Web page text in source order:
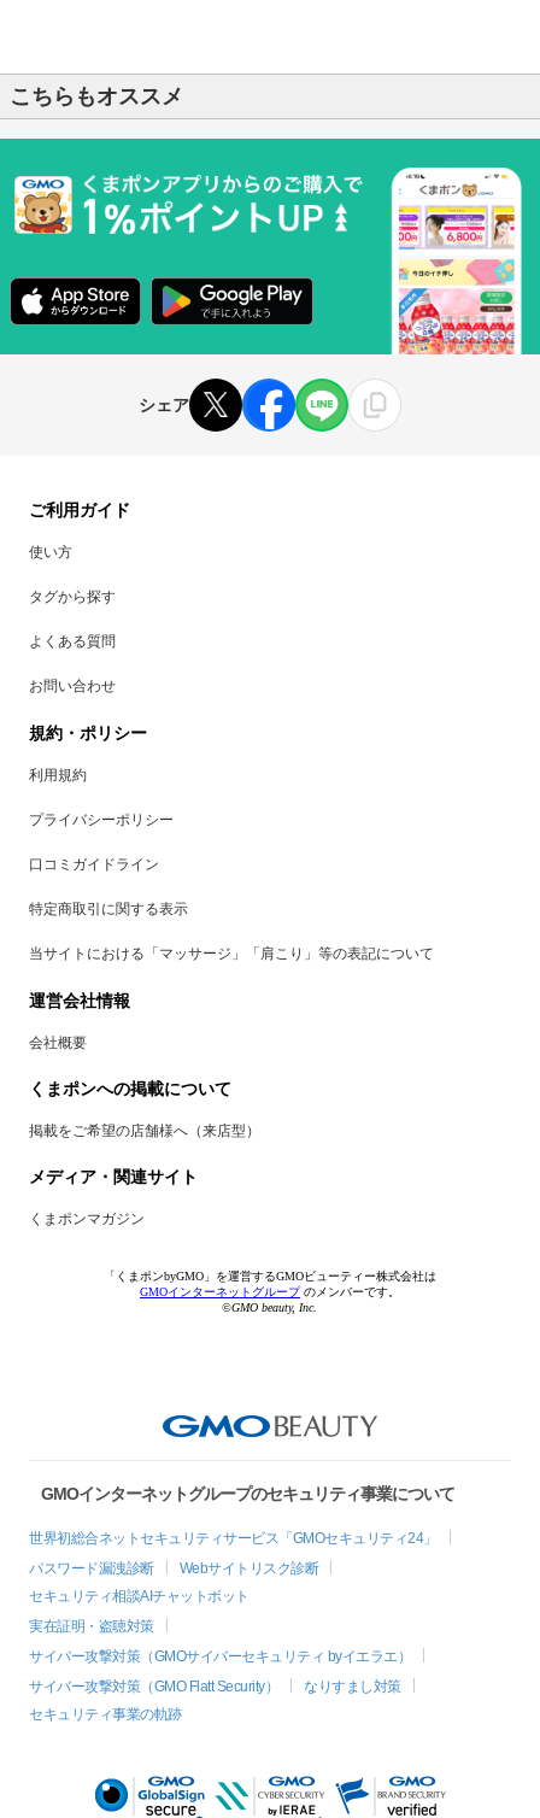
こちらもオススメ
シェア
ご利用ガイド
使い方
タグから探す
よくある質問
お問い合わせ
規約・ポリシー
利用規約
プライバシーポリシー
口コミガイドライン
特定商取引に関する表示
当サイトにおける「マッサージ」「肩こり」等の表記について
運営会社情報
会社概要
くまポンへの掲載について
掲載をご希望の店舗様へ（来店型）
メディア・関連サイト
くまポンマガジン
「くまポンbyGMO」を運営するGMOビューティー株式会社は
GMOインターネットグループのメンバーです。
©GMO beauty, Inc.
GMOインターネットグループのセキュリティ事業について
世界初総合ネットセキュリティサービス「GMOセキュリティ24」
パスワード漏洩診断
Webサイトリスク診断
セキュリティ相談AIチャットボット
実在証明・盗聴対策
サイバー攻撃対策（GMOサイバーセキュリティ byイエラエ）
サイバー攻撃対策（GMO Flatt Security）
なりすまし対策
セキュリティ事業の軌跡